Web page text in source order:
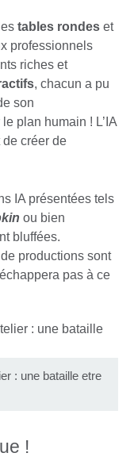
tables rondes et
professionnels
riches et
, chacun a pu
son
plan humain ! L’IA
créer de
IA présentées tels
ou bien
bluffées.
productions sont
pas à ce
: une bataille etre
!